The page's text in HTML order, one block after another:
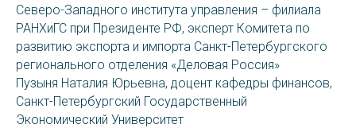
Северо-Западного института управления – филиала
РАНХиГС при Президенте РФ, эксперт Комитета по
развитию экспорта и импорта Санкт-Петербургского
регионального отделения «Деловая Россия»
Пузыня Наталия Юрьевна, доцент кафедры финансов,
Санкт-Петербургский Государственный
Экономический Университет